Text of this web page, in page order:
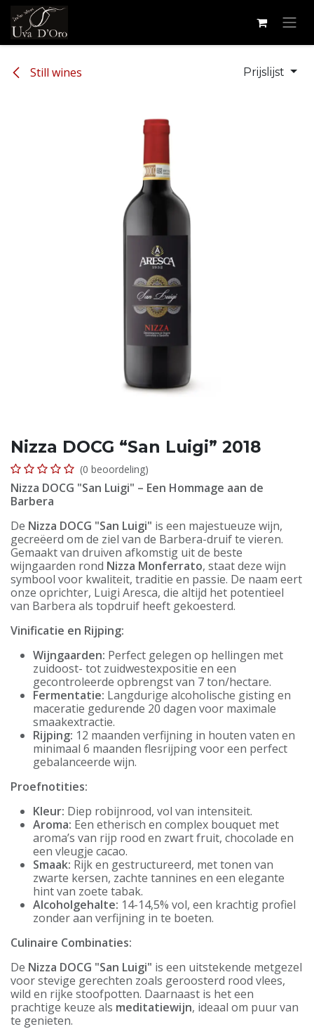
Overslaan naar inhoud
Still wines Prijslijst
Nizza DOCG “San Luigi” 2018
(0 beoordeling)
Nizza DOCG "San Luigi" – Een Hommage aan de
Barbera
De Nizza DOCG "San Luigi" is een majestueuze wijn,
gecreëerd om de ziel van de Barbera-druif te vieren.
Gemaakt van druiven afkomstig uit de beste
wijngaarden rond Nizza Monferrato, staat deze wijn
symbool voor kwaliteit, traditie en passie. De naam eert
onze oprichter, Luigi Aresca, die altijd het potentieel
van Barbera als topdruif heeft gekoesterd.
Vinificatie en Rijping:
Wijngaarden: Perfect gelegen op hellingen met
zuidoost- tot zuidwestexpositie en een
gecontroleerde opbrengst van 7 ton/hectare.
Fermentatie: Langdurige alcoholische gisting en
maceratie gedurende 20 dagen voor maximale
smaakextractie.
Rijping: 12 maanden verfijning in houten vaten en
minimaal 6 maanden flesrijping voor een perfect
gebalanceerde wijn.
Proefnotities:
Kleur: Diep robijnrood, vol van intensiteit.
Aroma: Een etherisch en complex bouquet met
aroma’s van rijp rood en zwart fruit, chocolade en
een vleugje cacao.
Smaak: Rijk en gestructureerd, met tonen van
zwarte kersen, zachte tannines en een elegante
hint van zoete tabak.
Alcoholgehalte: 14-14,5% vol, een krachtig profiel
zonder aan verfijning in te boeten.
Culinaire Combinaties:
De Nizza DOCG "San Luigi" is een uitstekende metgezel
voor stevige gerechten zoals geroosterd rood vlees,
wild en rijke stoofpotten. Daarnaast is het een
prachtige keuze als meditatiewijn, ideaal om puur van
te genieten.